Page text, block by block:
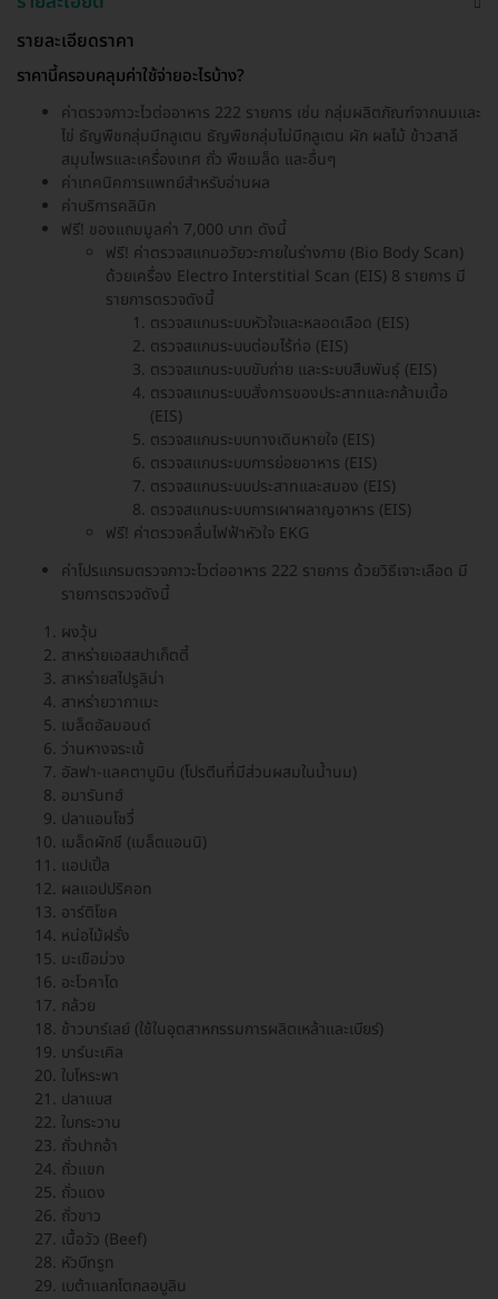
รายละเอียดราคา
ราคานี้ครอบคลุมค่าใช้จ่ายอะไรบ้าง?
ค่าตรวจภาวะไวต่ออาหาร 222 รายการ เช่น กลุ่มผลิตภัณฑ์จากนมและ
ไข่ ธัญพืชกลุ่มมีกลูเตน ธัญพืชกลุ่มไม่มีกลูเตน ผัก ผลไม้ ข้าวสาลี
สมุนไพรและเครื่องเทศ ถั่ว พืชเมล็ด และอื่นๆ
ค่าเทคนิคการแพทย์สำหรับอ่านผล
ค่าบริการคลินิก
ฟรี! ของแถมมูลค่า 7,000 บาท ดังนี้
ฟรี! ค่าตรวจสแกนอวัยวะภายในร่างกาย (Bio Body Scan)
ด้วยเครื่อง Electro Interstitial Scan (EIS) 8 รายการ มี
รายการตรวจดังนี้
ตรวจสแกนระบบหัวใจและหลอดเลือด (EIS)
ตรวจสแกนระบบต่อมไร้ท่อ (EIS)
ตรวจสแกนระบบขับถ่าย และระบบสืบพันธุ์ (EIS)
ตรวจสแกนระบบสั่งการของประสาทและกล้ามเนื้อ
(EIS)
ตรวจสแกนระบบทางเดินหายใจ (EIS)
ตรวจสแกนระบบการย่อยอาหาร (EIS)
ตรวจสแกนระบบประสาทและสมอง (EIS)
ตรวจสแกนระบบการเผาผลาญอาหาร (EIS)
ฟรี! ค่าตรวจคลื่นไฟฟ้าหัวใจ EKG
ค่าโปรแกรมตรวจภาวะไวต่ออาหาร 222 รายการ ด้วยวิธีเจาะเลือด มี
รายการตรวจดังนี้
ผงวุ้น
สาหร่ายเอสสปาเก็ตตี้
สาหร่ายสไปรูลิน่า
สาหร่ายวากาเมะ
เมล็ดอัลมอนด์
ว่านหางจระเข้
อัลฟา-แลคตาบูมิน (โปรตีนที่มีส่วนผสมในน้ำนม)
อมารันทฮ์
ปลาแอนโชวี่
เมล็ดผักชี (เมล็ตแอนนิ)
แอปเปิ้ล
ผลแอปปริคอท
อาร์ติโชค
หน่อไม้ฝรั่ง
มะเขือม่วง
อะโวคาโด
กล้วย
ข้าวบาร์เลย์ (ใช้ในอุตสาหกรรมการผลิตเหล้าและเบียร์)
บาร์นะเคิล
ใบโหระพา
ปลาแบส
ใบกระวาน
ถั่วปากอ้า
ถั่วแขก
ถั่วแดง
ถั่วขาว
เนื้อวัว (Beef)
หัวบีทรูท
เบต้าแลกโตกลอบูลิน